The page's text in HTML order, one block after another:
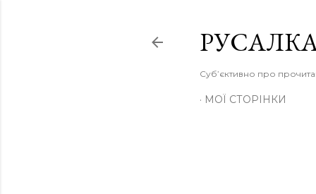
Суб’єктивно про
МОЇ СТОРІНКИ